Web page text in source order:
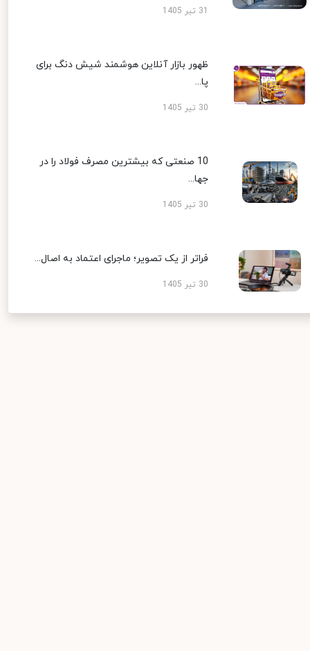
ظهور بازار آنلاین هوشمند شیش دنگ برای
پا...
30 تیر 1405
10 صنعتی که بیشترین مصرف فولاد را در
جها...
30 تیر 1405
فراتر از یک تصویر؛ ماجرای اعتماد به اصال...
30 تیر 1405